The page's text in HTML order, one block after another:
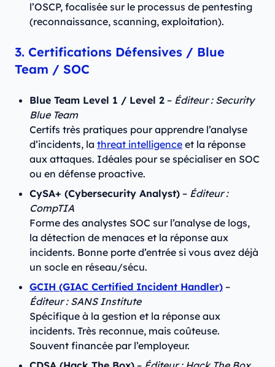
l’OSCP, focalisée sur le processus de pentesting
(reconnaissance, scanning, exploitation).
3. Certifications Défensives / Blue
Team / SOC
Blue Team Level 1 / Level 2 – Éditeur : Security
Blue Team
Certifs très pratiques pour apprendre l’analyse
d’incidents, la threat intelligence et la réponse
aux attaques. Idéales pour se spécialiser en SOC
ou en défense proactive.
CySA+ (Cybersecurity Analyst) – Éditeur :
CompTIA
Forme des analystes SOC sur l’analyse de logs,
la détection de menaces et la réponse aux
incidents. Bonne porte d’entrée si vous avez déjà
un socle en réseau/sécu.
GCIH (GIAC Certified Incident Handler) –
Éditeur : SANS Institute
Spécifique à la gestion et la réponse aux
incidents. Très reconnue, mais coûteuse.
Souvent financée par l’employeur.